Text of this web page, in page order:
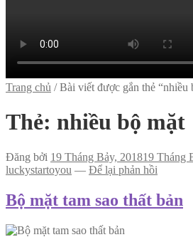
Trang chủ /Bài viết được gắn thẻ “nhiều
Thẻ: nhiều bộ mặt
Đăng bởi 19 Tháng Bảy, 201819 Tháng
luckystartoyou — Để lại phản hồi
Bộ mặt tam sao thất bản